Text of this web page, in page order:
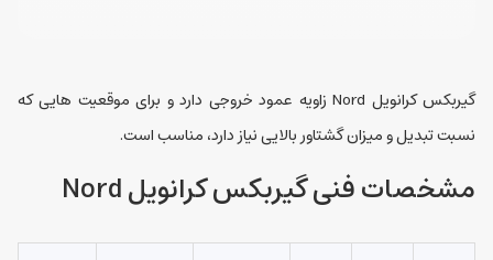
گیربکس کرانویل Nord زاویه عمود خروجی دارد و برای موقعیت هایی که
نسبت تبدیل و میزان گشتاور بالایی نیاز دارد، مناسب است.
مشخصات فنی گیربکس کرانویل Nord